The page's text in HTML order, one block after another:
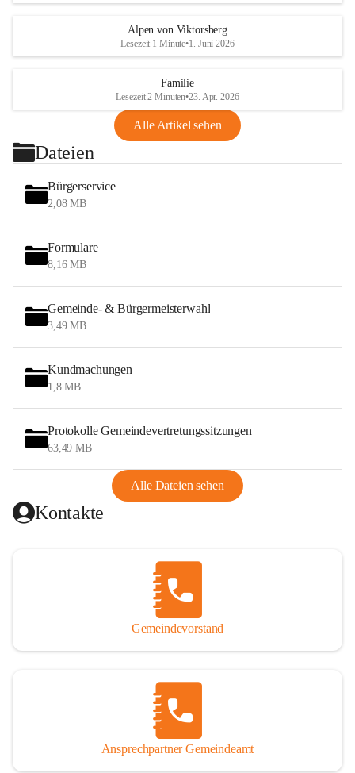
Alpen von Viktorsberg
Lesezeit 1 Minute•1. Juni 2026
Familie
Lesezeit 2 Minuten•23. Apr. 2026
Alle Artikel sehen
Dateien
Bürgerservice
2,08 MB
Formulare
8,16 MB
Gemeinde- & Bürgermeisterwahl
3,49 MB
Kundmachungen
1,8 MB
Protokolle Gemeindevertretungssitzungen
63,49 MB
Alle Dateien sehen
Kontakte
Gemeindevorstand
Ansprechpartner Gemeindeamt